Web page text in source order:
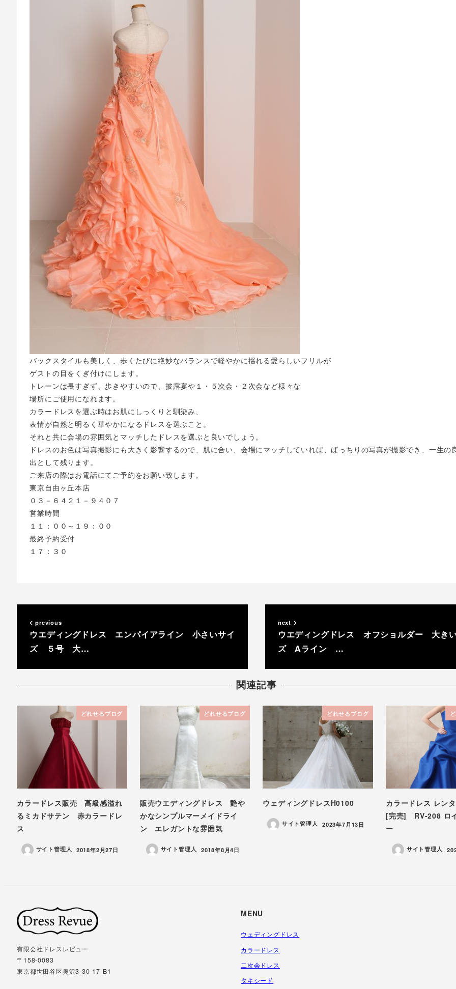
バックスタイルも美しく、歩くたびに絶妙なバランスで軽やかに揺れる愛らしいフリルが
ゲストの目をくぎ付けにします。
トレーンは長すぎず、歩きやすいので、披露宴や１・５次会・２次会など様々な
場所にご使用になれます。
カラードレスを選ぶ時はお肌にしっくりと馴染み、
表情が自然と明るく華やかになるドレスを選ぶこと。
それと共に会場の雰囲気とマッチしたドレスを選ぶと良いでしょう。
ドレスのお色は写真撮影にも大きく影響するので、肌に合い、会場にマッチしていれば、ばっちりの写真が撮影でき、一生の
出として残ります。
ご来店の際はお電話にてご予約をお願い致します。
東京自由ヶ丘本店
０３－６４２１－９４０７
営業時間
１１：００～１９：００
最終予約受付
１７：３０
previous
ウエディングドレス エンパイアライン 小さいサイ
ズ ５号 大…
next
ウエディングドレス オフショルダー 大き
ズ Aライン …
関連記事
どれせるブログ
カラードレス販売 高級感溢れ
るミカドサテン 赤カラードレ
ス
サイト管理人 投稿日
2018年2月27日
どれせるブログ
販売ウエディングドレス 艶や
かなシンプルマーメイドライ
ン エレガントな雰囲気
サイト管理人 投稿日
2018年8月4日
どれせるブログ
ウェディングドレスH0100
サイト管理人 投稿日
2023年7月13日
カラードレス レン
[完売] RV-208 ロ
ー
サイト管理人 投
有限会社ドレスレビュー
〒158-0083
東京都世田谷区奥沢3-30-17-B1
MENU
ウェディングドレス
カラードレス
二次会ドレス
タキシード